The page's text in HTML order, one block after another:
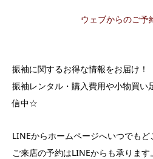
ウェブからのご予
振袖に関するお得な情報をお届け！
振袖レンタル・購入費用や小物買い
信中☆
LINEからホームページへいつでもど
ご来店の予約はLINEからも承ります。